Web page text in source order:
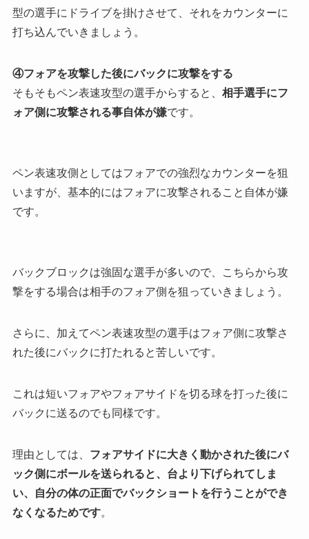
型の選手にドライブを掛けさせて、それをカウンターに
打ち込んでいきましょう 。
④フォアを攻撃した後にバックに攻撃をする
そもそもペン表速攻型の選手からすると、 相手選手にフ
ォア側に攻撃される事自体が嫌です。
ペン表速攻側としてはフォアでの強烈なカウンターを狙
いますが、基本的にはフォアに攻撃されること自体が嫌
です。
バックブロックは強固な選手が多いので、こちらから攻
撃をする場合は相手のフォア側を狙っていきましょう。
さらに、加えてペン表速攻型の選手はフォア側に攻撃さ
れた後にバックに打たれると苦しいです。
これは短いフォアやフォアサイドを切る球を打った後に
バックに送るのでも同様です。
理由としては、 フォアサイドに大きく動かされた後にバ
ック側にボールを送られると、台より下げられてしま
い、自分の体の正面でバックショートを行うことができ
なくなるためです。